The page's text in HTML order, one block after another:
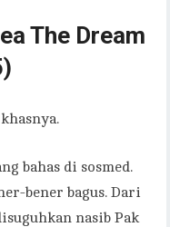
The Dream
bahas di sosmed.
bener bagus. Dari
nasib Pak